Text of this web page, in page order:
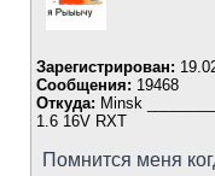
Зарегистрирован:
Сообщения: 19468
Откуда: Minsk
1.6 16V RXT
Помнится меня